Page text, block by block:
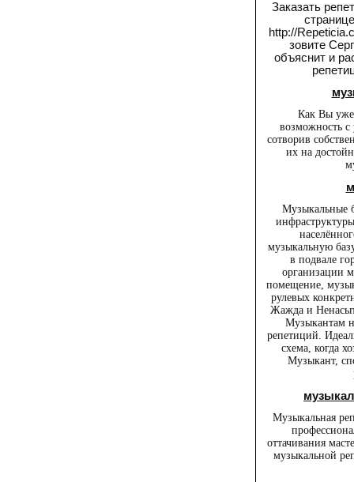
Заказать
http://
зовите
объяснит и
Как Вы уже
возможность с
сотворив
их на
Музыкальные
музыкальную
в подвале
организации
помещение,
рулевых
Жажда и
Музыкантам
репетиций.
схема, когда
Музыкант,
Музыкальная
оттачивания
музыкальной